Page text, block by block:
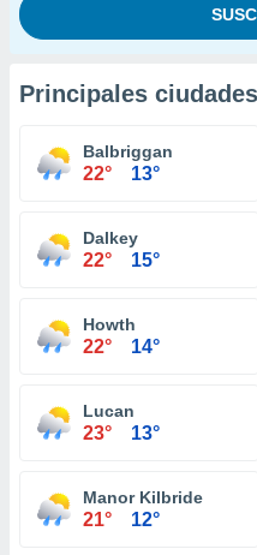
Principales ciudades
Balbriggan
22° 13°
Dalkey
22° 15°
Howth
22° 14°
Lucan
23° 13°
Manor Kilbride
21° 12°